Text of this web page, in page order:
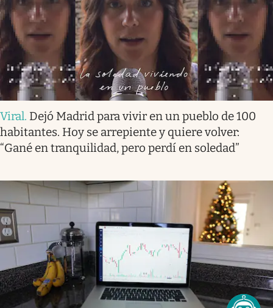
Viral. Dejó Madrid para vivir en un pueblo de 100
habitantes. Hoy se arrepiente y quiere volver:
“Gané en tranquilidad, pero perdí en soledad”